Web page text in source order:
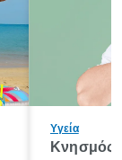
Υγεία
Κνησμός: